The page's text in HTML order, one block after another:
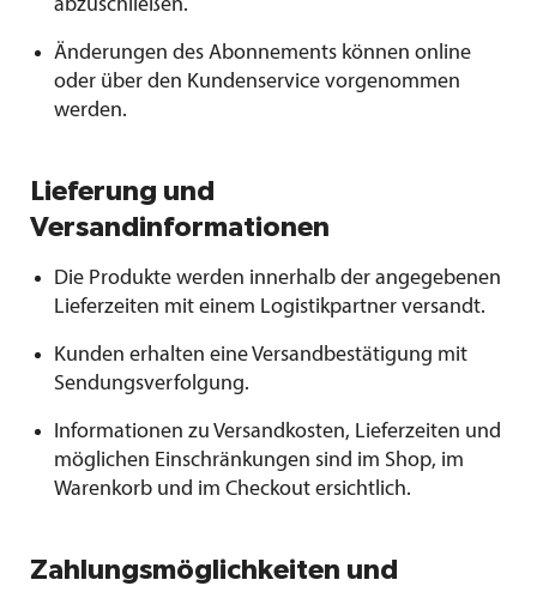
abzuschließen.
Änderungen des Abonnements können online
oder über den Kundenservice vorgenommen
werden.
Lieferung und
Versandinformationen
Die Produkte werden innerhalb der angegebenen
Lieferzeiten mit einem Logistikpartner versandt.
Kunden erhalten eine Versandbestätigung mit
Sendungsverfolgung.
Informationen zu Versandkosten, Lieferzeiten und
möglichen Einschränkungen sind im Shop, im
Warenkorb und im Checkout ersichtlich.
Zahlungsmöglichkeiten und